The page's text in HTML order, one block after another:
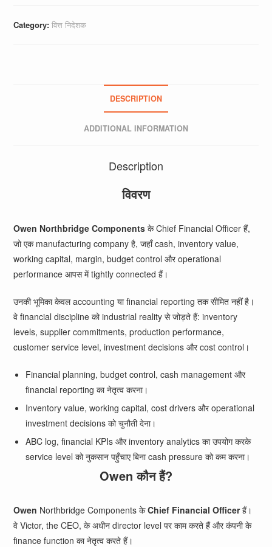
Category:वित्त निदेशक
DESCRIPTION
ADDITIONAL INFORMATION
Description
विवरण
Owen Northbridge Components के Chief Financial Officer हैं,
जो एक manufacturing company है, जहाँ cash, inventory value,
working capital, margin, budget control और operational
performance आपस में tightly connected हैं।
उनकी भूमिका केवल accounting या financial reporting तक सीमित नहीं है।
वे financial discipline को industrial reality से जोड़ते हैं: inventory
levels, supplier commitments, production performance,
customer service level, investment decisions और cost control।
Financial planning, budget control, cash management और
financial reporting का नेतृत्व करना।
Inventory value, working capital, cost drivers और operational
investment decisions को चुनौती देना।
ABC log, financial KPIs और inventory analytics का उपयोग करके
service level को नुकसान पहुँचाए बिना cash pressure को कम करना।
Owen कौन हैं?
Owen Northbridge Components केChief Financial Officerहैं।
वे Victor, the CEO, के अधीन director level पर काम करते हैं और कंपनी के
finance function का नेतृत्व करते हैं।